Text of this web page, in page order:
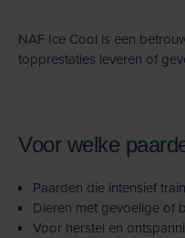
NAF Ice Cool is een
topprestaties leveren of
Voor welke
Paarden die intensief
Dieren met gevoelige of
Voor herstel en